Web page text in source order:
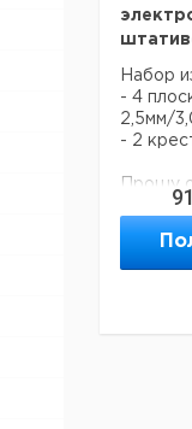
Набор
- 4
2,5мм/
- 2
Прошу